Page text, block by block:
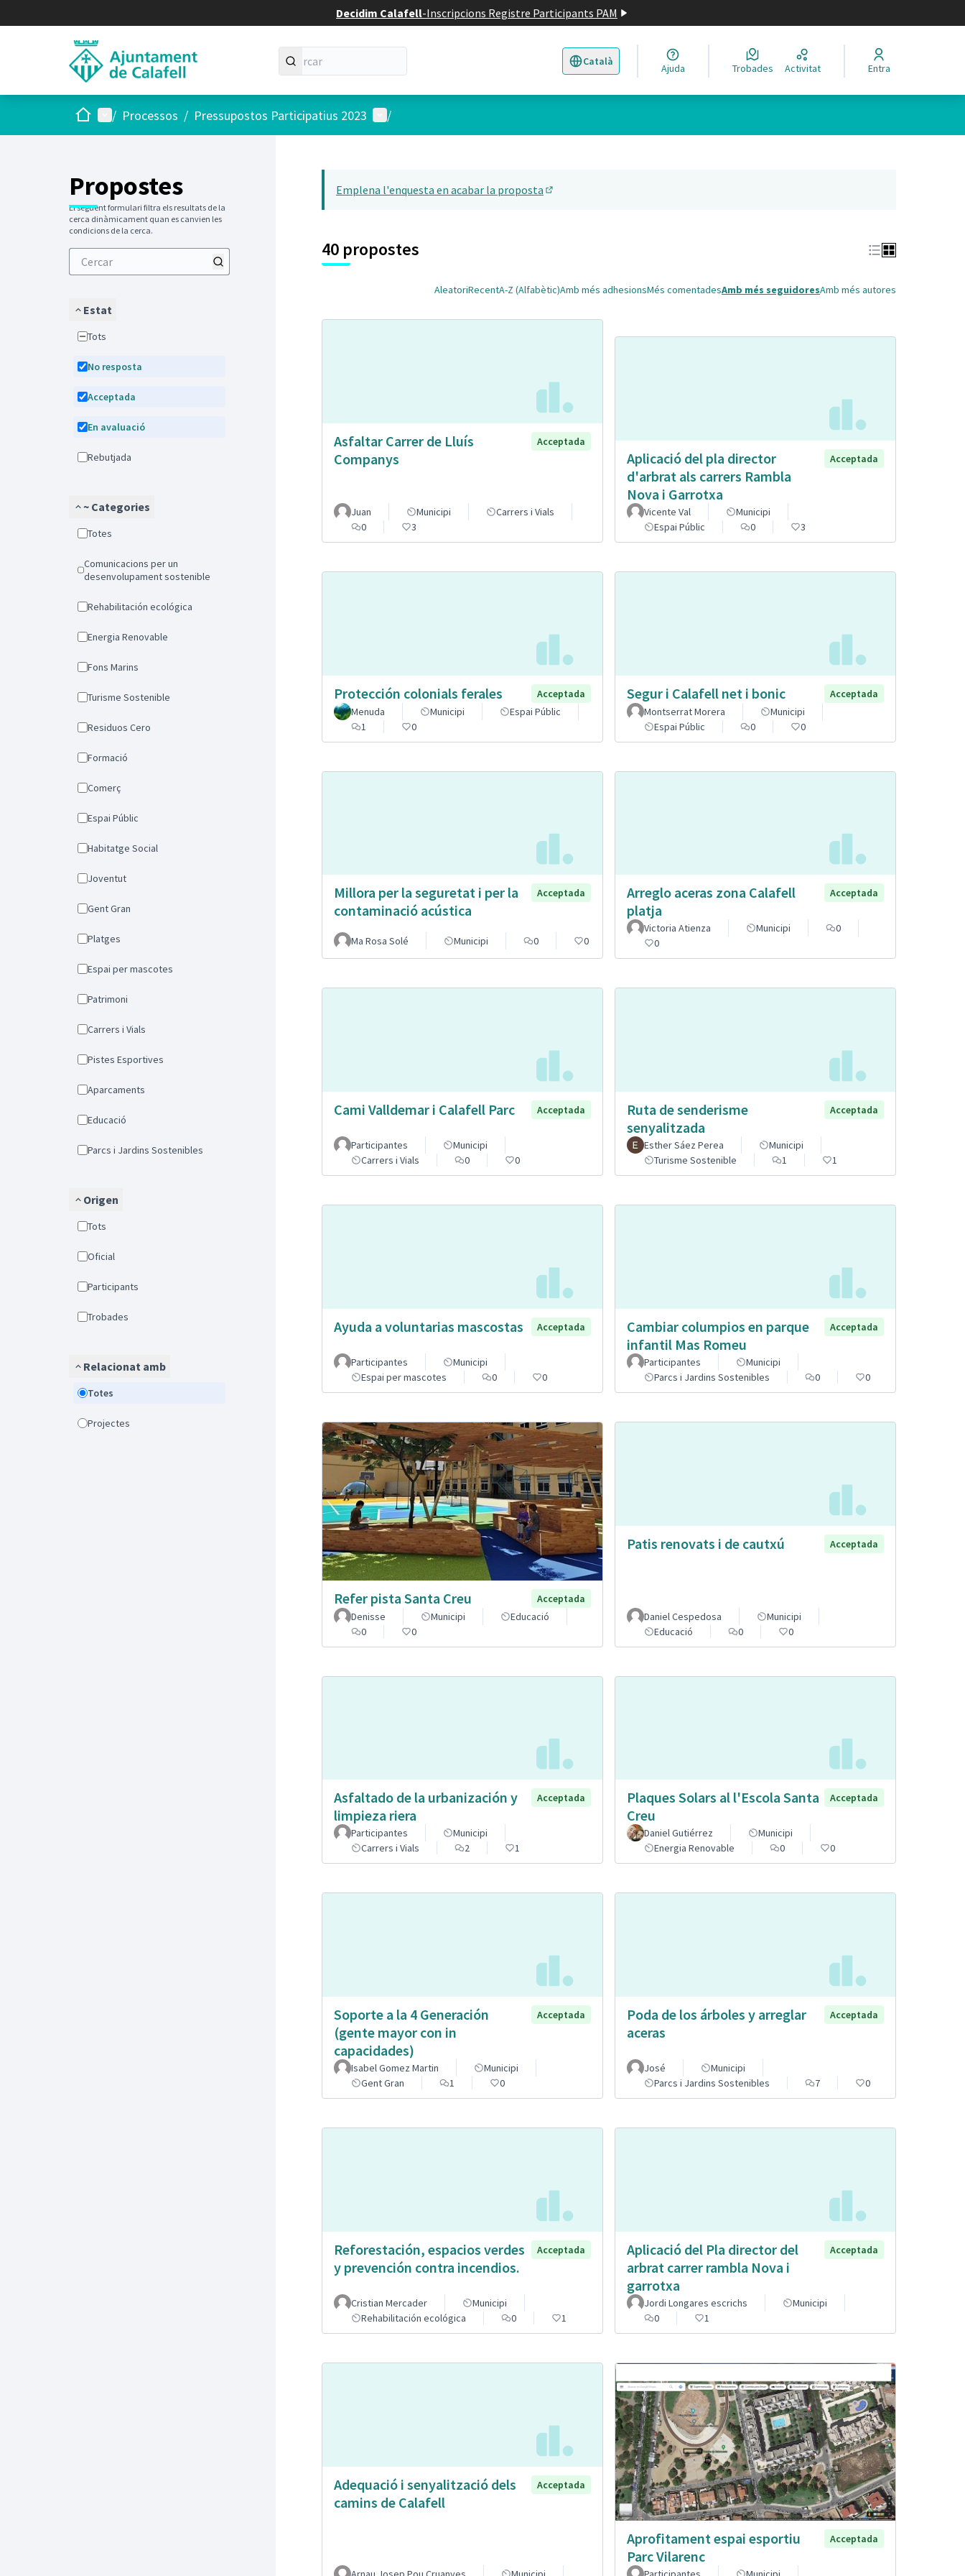
Decidim Calafell-Inscripcions Registre Participants PAM
Català
Triar la llengua Elegir el idioma
Ajuda Trobades Activitat Entra
Inici Menú principal
/ Processos / Pressupostos Participatius 2023 Menú d'usuari
/
Propostes
El següent formulari filtra els resultats de la
cerca dinàmicament quan es canvien les
condicions de la cerca.
Estat
Tots
No resposta
Acceptada
En avaluació
Rebutjada
~ Categories
Totes
Comunicacions per un
desenvolupament sostenible
Rehabilitación ecológica
Energia Renovable
Fons Marins
Turisme Sostenible
Residuos Cero
Formació
Comerç
Espai Públic
Habitatge Social
Joventut
Gent Gran
Platges
Espai per mascotes
Patrimoni
Carrers i Vials
Pistes Esportives
Aparcaments
Educació
Parcs i Jardins Sostenibles
Origen
Tots
Oficial
Participants
Trobades
Relacionat amb
Totes
Projectes
22
Emplena l'enquesta en acabar la proposta
40 propostes
AleatoriRecentA-Z (Alfabètic)Amb més adhesionsMés comentadesAmb més seguidoresAmb més autores
Asfaltar Carrer de Lluís
Companys
Acceptada
Juan Municipi
Carrers i Vials
0
3
Aplicació del pla director
d'arbrat als carrers Rambla
Nova i Garrotxa
Acceptada
Vicente Val
Municipi
Espai Públic
0 3
Protección colonials ferales
Acceptada
Menuda
Municipi
Espai Públic
1
0
Segur i Calafell net i bonic
Acceptada
Montserrat Morera
Municipi
Espai Públic
0 0
Millora per la seguretat i per la
contaminació acústica
Acceptada
Ma Rosa Solé Municipi 0 0
Arreglo aceras zona Calafell
platja
Acceptada
Victoria Atienza Municipi
0
0
Cami Valldemar i Calafell Parc Acceptada
Participantes
Municipi
Carrers i Vials
0 0
Ruta de senderisme
senyalitzada
Acceptada
Esther Sáez Perea
Municipi
Turisme Sostenible
1 1
Ayuda a voluntarias mascostas Acceptada
Participantes
Municipi
Espai per mascotes
0 0
Cambiar columpios en parque
infantil Mas Romeu
Acceptada
Participantes
Municipi
Parcs i Jardins Sostenibles
0 0
Refer pista Santa Creu
Acceptada
Denisse
Municipi
Educació
0
0
Patis renovats i de cautxú Acceptada
Daniel Cespedosa
Municipi
Educació
0 0
Asfaltado de la urbanización y
limpieza riera
Acceptada
Participantes
Municipi
Carrers i Vials
2 1
Plaques Solars al l'Escola Santa
Creu
Acceptada
Daniel Gutiérrez
Municipi
Energia Renovable
0 0
Soporte a la 4 Generación
(gente mayor con in
capacidades)
Acceptada
Isabel Gomez Martin
Municipi
Gent Gran
1 0
Poda de los árboles y arreglar
aceras
Acceptada
José
Municipi
Parcs i Jardins Sostenibles
7 0
Reforestación, espacios verdes
y prevención contra incendios.
Acceptada
Cristian Mercader
Municipi
Rehabilitación ecológica
0 1
Aplicació del Pla director del
arbrat carrer rambla Nova i
garrotxa
Acceptada
Jordi Longares escrichs
Municipi
0
1
Adequació i senyalització dels
camins de Calafell
Acceptada
Aprofitament espai esportiu
Parc Vilarenc
Acceptada